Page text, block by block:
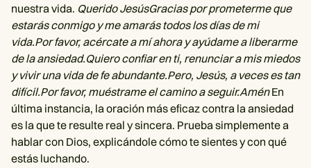
nuestra vida. Querido JesúsGracias por prometerme que
estarás conmigo y me amarás todos los días de mi
vida.Por favor, acércate a mí ahora y ayúdame a liberarme
de la ansiedad.Quiero confiar en ti, renunciar a mis miedos
y vivir una vida de fe abundante.Pero, Jesús, a veces es tan
difícil.Por favor, muéstrame el camino a seguir.AménEn
última instancia, la oración más eficaz contra la ansiedad
es la que te resulte real y sincera. Prueba simplemente a
hablar con Dios, explicándole cómo te sientes y con qué
estás luchando.